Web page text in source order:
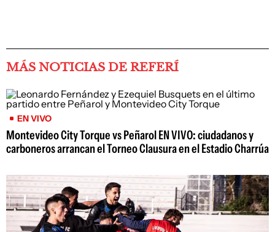
MÁS NOTICIAS DE REFERÍ
EN VIVO
Montevideo City Torque vs Peñarol EN VIVO: ciudadanos y
carboneros arrancan el Torneo Clausura en el Estadio Charrúa